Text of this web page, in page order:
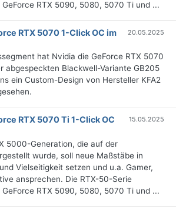
RTX 5090, 5080, 5070 Ti und ...
RTX 5070 1-Click OC im
20.05.2025
hat Nvidia die GeForce RTX 5070
abgespeckten Blackwell-Variante GB205
ein Custom-Design von Hersteller KFA2
RTX 5070 Ti 1-Click OC
15.05.2025
5000-Generation, die auf der
wurde, soll neue Maßstäbe in
Vielseitigkeit setzen und u.a. Gamer,
ansprechen. Die RTX-50-Serie
RTX 5090, 5080, 5070 Ti und ...